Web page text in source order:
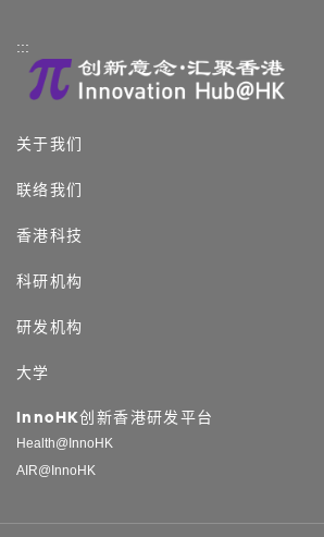
:::
关于我们
联络我们
香港科技
科研机构
研发机构
大学
InnoHK创新香港研发平台
Health@InnoHK
AIR@InnoHK